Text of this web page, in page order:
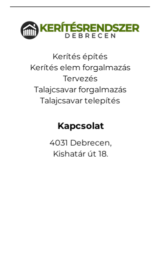
Kerítés építés
Kerítés elem forgalmazás
Tervezés
Talajcsavar forgalmazás
Talajcsavar telepítés
Kapcsolat
4031 Debrecen,
Kishatár út 18.